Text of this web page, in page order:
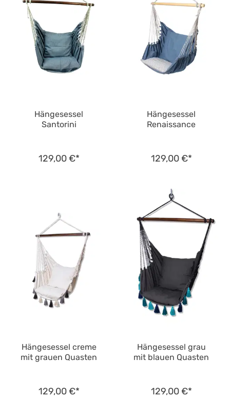
Hängesessel
Santorini
129,00 €*
Hängesessel
Renaissance
129,00 €*
Hängesessel creme
mit grauen Quasten
129,00 €*
Hängesessel grau
mit blauen Quasten
129,00 €*